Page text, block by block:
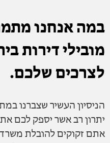
במה אנחנו
מובילי דירות
לצרכים שלכם.
הניסיון העשיר שצברנו
יתרון רב אשר יספק לכם
אתם זקוקים להובלת